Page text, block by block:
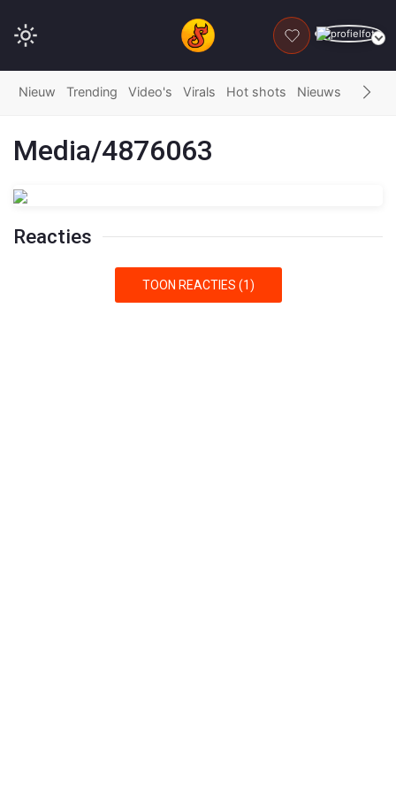
DONEER
Nieuw Trending Video's Virals Hot shots Nieuws Fails
Media/4876063
Reacties
TOON REACTIES (1)